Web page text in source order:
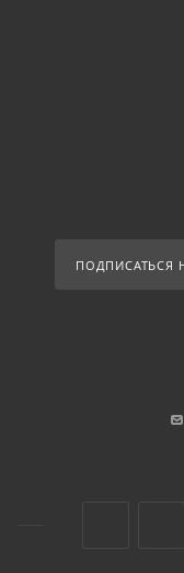
ПОДПИСАТЬСЯ